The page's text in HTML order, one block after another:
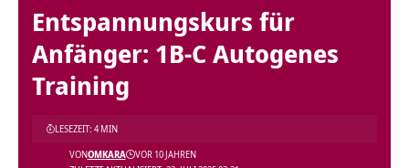
Entspannungskurs für
Anfänger: 1B-C Autogenes
Training
VONOMKARA VOR 10 JAHREN
LESEZEIT: 4 MIN